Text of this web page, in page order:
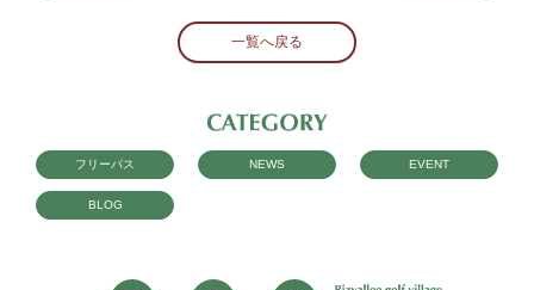
一覧へ戻る
フリーパス NEWS EVENT
BLOG